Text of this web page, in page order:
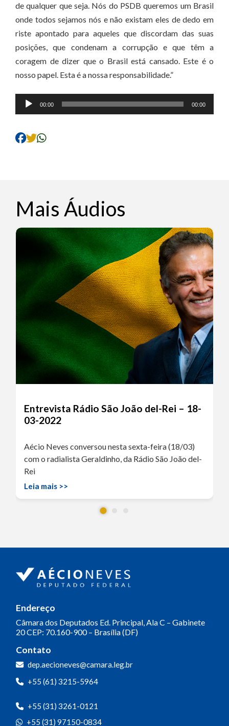
de qualquer que seja. Nós do PSDB queremos um Brasil
onde todos sejamos nós e não existam eles de dedo em
riste apontado para aqueles que discordam das suas
posições, que condenam a corrupção e que têm a
coragem de dizer que o Brasil está cansado. Este é o
nosso papel. Esta é a nossa responsabilidade.”
Tocador
de
00:00 00:00
Mais Áudios
Entrevista Rádio São João del-Rei – 18-
03-2022
Aécio Neves conversou nesta sexta-feira (18/03)
com o radialista Geraldinho, da Rádio São João del-
Rei
Leia mais >>
Endereço
Câmara dos Deputados Ed. Principal, Ala C – Gabinete
20CEP: 70.160-900 – Brasília (DF)
Contato
dep.aecioneves@camara.leg.br
+55 (61) 3215-5964
+55 (31) 3261-0121
+55 (31) 97150-0834